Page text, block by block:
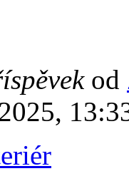
od